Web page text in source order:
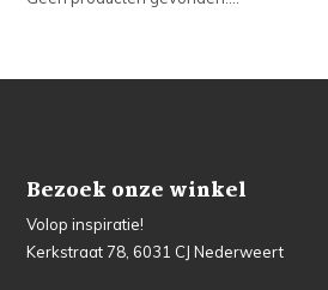
Bezoek onze winkel
Volop inspiratie!
Kerkstraat 78, 6031 CJ Nederweert